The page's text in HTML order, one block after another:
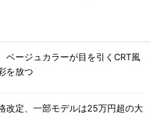
ージュカラーが目を引くCRT風
を放つ
改定、一部モデルは25万円超の大